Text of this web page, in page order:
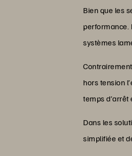
Bien que les
performance.
systèmes
hors tension
temps d’arrêt
Dans les
simplifiée et